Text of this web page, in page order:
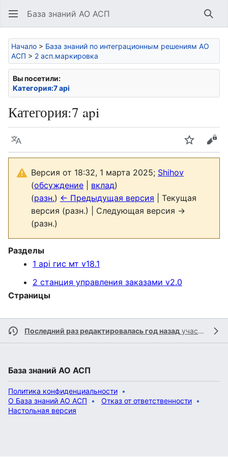
База знаний АО АСП
Начало > База знаний по интеграционным решениям АО
АСП > 2 асп.маркировка
Вы посетили:
Категория:7 api
Категория:7 api
Язык Следить
Версия от 18:32, 1 марта 2025; Shihov
(обсуждение вклад)
(разн.) ← Предыдущая версия | Текущая
версия (разн.) | Следующая версия →
(разн.)
Разделы
1 api гис мт v18.1
2 станция управления заказами v2.0
Страницы
Последний раз редактировалась год назад участником
База знаний АО АСП
Политика конфиденциальности
О База знаний АО АСП
Отказ от ответственности
Настольная версия